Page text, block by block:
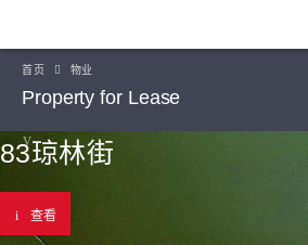
首页 物业
Property for Lease
83琼林街
查看